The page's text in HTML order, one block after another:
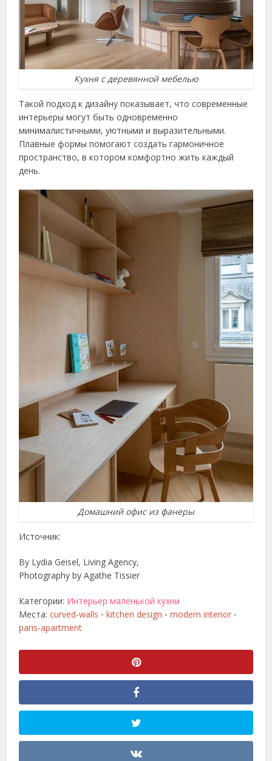
Кухня с деревянной мебелью
Такой подход к дизайну показывает, что современные
интерьеры могут быть одновременно
минималистичными, уютными и выразительными.
Плавные формы помогают создать гармоничное
пространство, в котором комфортно жить каждый
день.
Домашний офис из фанеры
Источник:
By Lydia Geisel, Living Agency,
Photography by Agathe Tissier
Категории: Интерьер маленькой кухни
Места:curved-walls • kitchen design • modern interior •
paris-apartment